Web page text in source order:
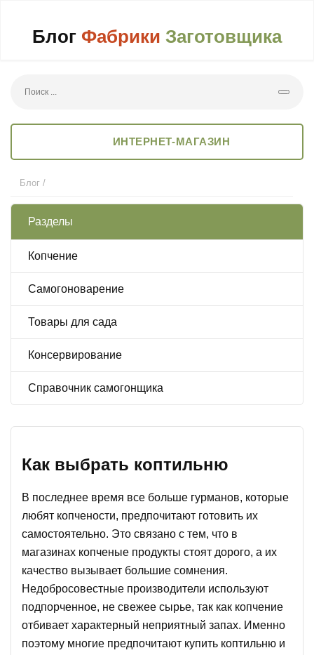
Блог Фабрики Заготовщика
ИНТЕРНЕТ-МАГАЗИН
Блог /
Как выбрать коптильню
В последнее время все больше гурманов, которые
любят копчености, предпочитают готовить их
самостоятельно. Это связано с тем, что в
магазинах копченые продукты стоят дорого, а их
качество вызывает большие сомнения.
Недобросовестные производители используют
подпорченное, не свежее сырье, так как копчение
отбивает характерный неприятный запах. Именно
поэтому многие предпочитают купить коптильню и
Разделы
Копчение
Самогоноварение
Товары для сада
Консервирование
Справочник самогонщика